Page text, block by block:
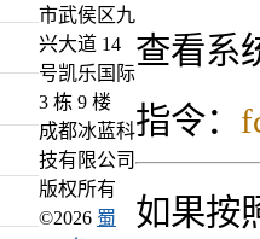
查看系
指令：
如果按
市武侯区九
兴大道 14
号凯乐国际
3 栋 9 楼
成都冰蓝科
技有限公司
版权所有
©2026 蜀